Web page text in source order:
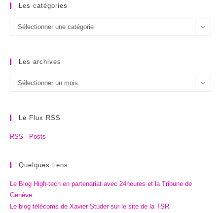
Les catégories
Les
catégories
Sélectionner une catégorie
Les archives
Les
archives
Sélectionner un mois
Le Flux RSS
RSS - Posts
Quelques liens
Le Blog High-tech en partenariat avec 24heures et la Tribune de
Genève
Le blog télécoms de Xavier Studer sur le site de la TSR